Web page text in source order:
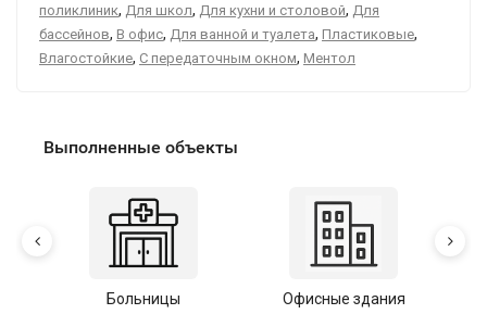
поликлиник, Для школ, Для кухни и столовой, Для
бассейнов, В офис, Для ванной и туалета, Пластиковые,
Влагостойкие, С передаточным окном, Ментол
Выполненные объекты
Больницы Офисные здания